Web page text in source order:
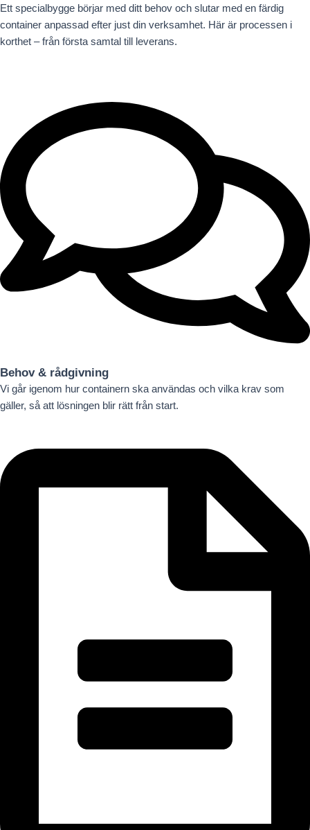
Ett specialbygge börjar med ditt behov och slutar med en färdig
container anpassad efter just din verksamhet. Här är processen i
korthet – från första samtal till leverans.
Behov & rådgivning
Vi går igenom hur containern ska användas och vilka krav som
gäller, så att lösningen blir rätt från start.